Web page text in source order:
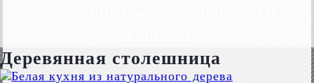
Деревянная столешница